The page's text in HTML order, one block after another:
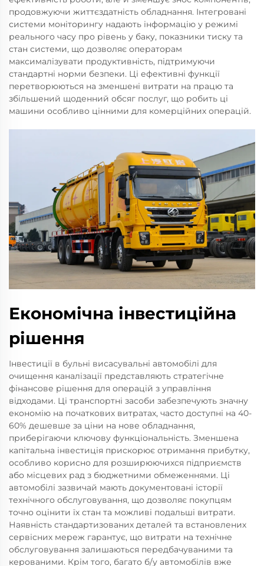
продовжуючи життєздатність обладнання. Інтегровані
системи моніторингу надають інформацію у режимі
реального часу про рівень у баку, показники тиску та
стан системи, що дозволяє операторам
максималізувати продуктивність, підтримуючи
стандартні норми безпеки. Ці ефективні функції
перетворюються на зменшені витрати на працю та
збільшений щоденний обсяг послуг, що робить ці
машини особливо цінними для комерційних операцій.
Економічна інвестиційна
рішення
Інвестиції в бульні висасувальні автомобілі для
очищення каналізації представляють стратегічне
фінансове рішення для операцій з управління
відходами. Ці транспортні засоби забезпечують значну
економію на початкових витратах, часто доступні на 40-
60% дешевше за ціни на нове обладнання,
приберігаючи ключову функціональність. Зменшена
капітальна інвестиція прискорює отримання прибутку,
особливо корисно для розширюючихся підприємств
або місцевих рад з бюджетними обмеженнями. Ці
автомобілі зазвичай мають документовані історії
технічного обслуговування, що дозволяє покупцям
точно оцінити їх стан та можливі подальші витрати.
Наявність стандартизованих деталей та встановлених
сервісних мереж гарантує, що витрати на технічне
обслуговування залишаються передбачуваними та
керованими. Крім того, багато б/у автомобілів вже